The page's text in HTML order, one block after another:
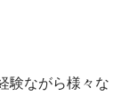
験ながら様々な